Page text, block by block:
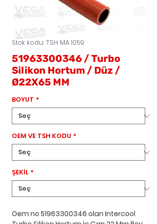
Stok kodu: TSH MA 1059
51963300346 / Turbo
Silikon Hortum / Düz /
Ø22X65 MM
BOYUT *
OEM VE TSH KODU *
ŞEKİL *
Oem no 51963300346 olan Intercool